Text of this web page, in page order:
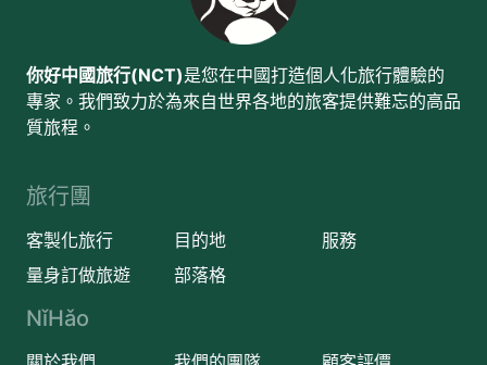
你好中國旅行(NCT)是您在中國打造個人化旅行體驗的
專家。我們致力於為來自世界各地的旅客提供難忘的高品
質旅程。
旅行團
客製化旅行 目的地
服務
量身訂做旅遊
部落格
NǐHǎo